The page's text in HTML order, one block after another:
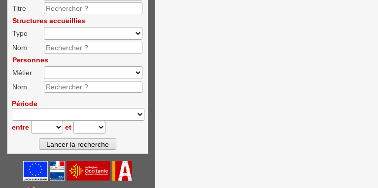
Titre
Structures accueillies
Type
Nom
Personnes
Métier
Nom
Période
entre et